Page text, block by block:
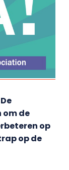
om de
op
op de